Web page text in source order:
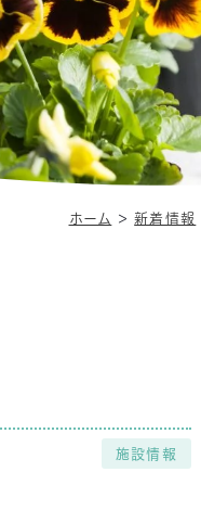
ホーム ＞新着情報
施設情報